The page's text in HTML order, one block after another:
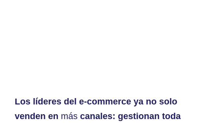
Los líderes del e-commerce ya no solo
venden en más canales: gestionan toda